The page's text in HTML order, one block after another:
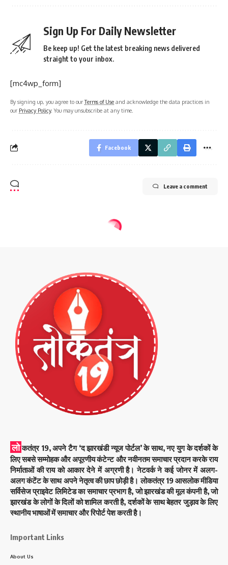
Sign Up For Daily Newsletter
Be keep up! Get the latest breaking news delivered
straight to your inbox.
[mc4wp_form]
By signing up, you agree to ourTerms of Use and acknowledge the data practices in
our Privacy Policy. You may unsubscribe at any time.
Facebook
Leave a comment
लो कतंत्र 19, अपने टैग ‘द झारखंडी न्यूज पोर्टल’ के साथ, नए युग के दर्शकों के
लिए सबसे सम्मोहक और अपूरणीय कंटेन्ट और नवीनतम समाचार प्रदान करके राय
निर्माताओं की राय को आकार देने में अग्रणी है। नेटवर्क ने कई जोनर में अलग-
अलग कंटेंट के साथ अपने नेतृत्व की छाप छोड़ी है। लोकतंत्र 19 आसलोक मीडिया
सर्विसेज प्राइवेट लिमिटेड का समाचार प्रभाग है, जो झारखंड की मूल कंपनी है, जो
झारखंड के लोगों के दिलों को शामिल करती है, दर्शकों के साथ बेहतर जुड़ाव के लिए
स्थानीय भाषाओं में समाचार और रिपोर्ट पेश करती है।
Important Links
About Us